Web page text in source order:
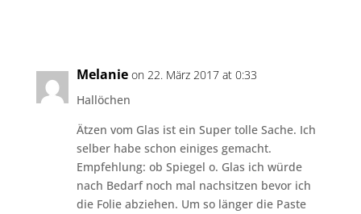
Melanie on 22. März 2017 at 0:33
Hallöchen
Ätzen vom Glas ist ein Super tolle Sache. Ich
selber habe schon einiges gemacht.
Empfehlung: ob Spiegel o. Glas ich würde
nach Bedarf noch mal nachsitzen bevor ich
die Folie abziehen. Um so länger die Paste